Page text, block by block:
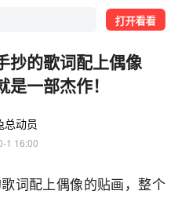
打开看看
抄的歌词配上偶像
一部杰作！
总动员
1 16:00